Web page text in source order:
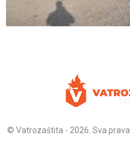
© Vatrozaštita - 2026. Sva